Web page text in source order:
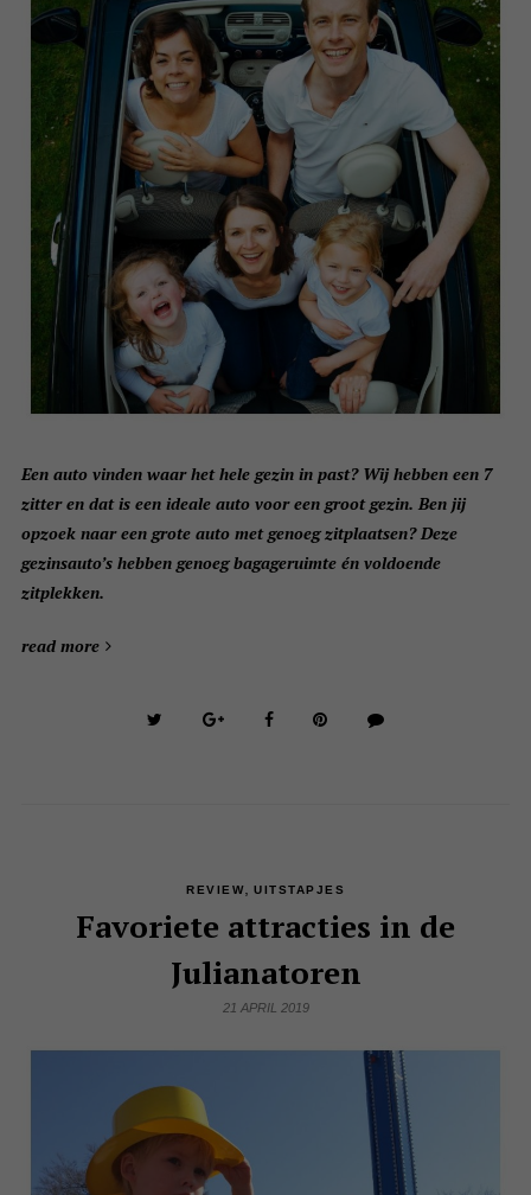
Een auto vinden waar het hele gezin in past? Wij hebben een 7
zitter en dat is een ideale auto voor een groot gezin. Ben jij
opzoek naar een grote auto met genoeg zitplaatsen? Deze
gezinsauto’s hebben genoeg bagageruimte én voldoende
zitplekken.
read more
REVIEW UITSTAPJES
Favoriete attracties in de
Julianatoren
21 APRIL 2019